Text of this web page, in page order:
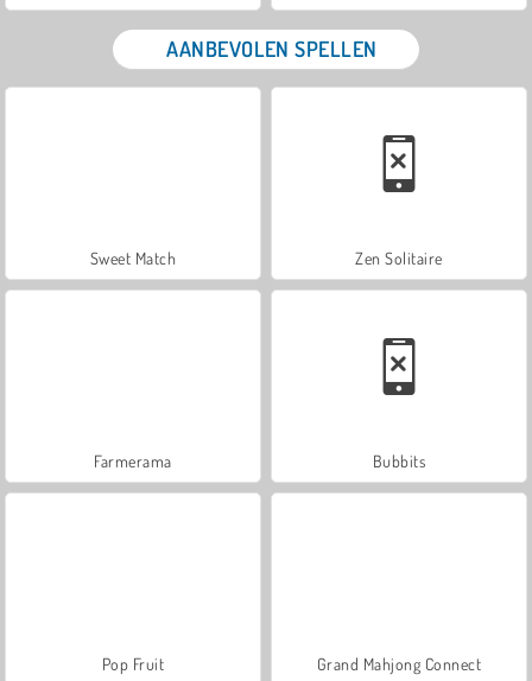
AANBEVOLEN SPELLEN
Sweet Match Zen Solitaire
Farmerama Bubbits
Pop Fruit Grand Mahjong Connect